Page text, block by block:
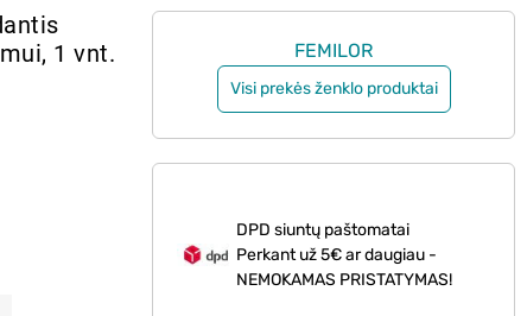
1 vnt.
FEMILOR
Visi prekės ženklo produktai
DPD siuntų paštomatai
Perkant už 5€ ar daugiau -
NEMOKAMAS PRISTATYMAS!